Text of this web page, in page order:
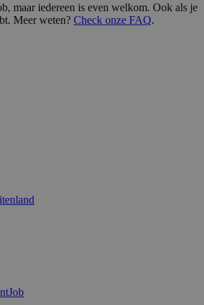
maar iedereen is even welkom. Ook als je
Meer weten? Check onze FAQ.